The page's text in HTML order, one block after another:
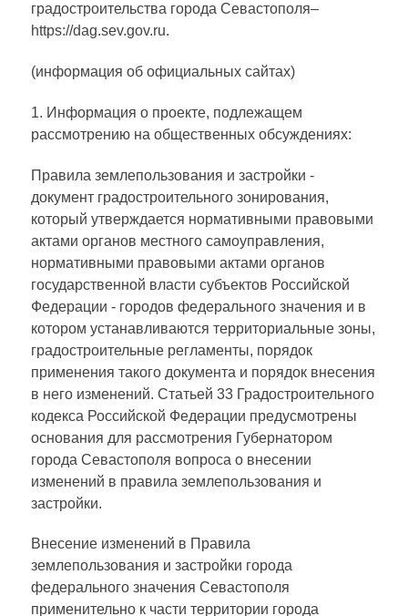
градостроительства города Севастополя–
https://dag.sev.gov.ru.
(информация об официальных сайтах)
1. Информация о проекте, подлежащем
рассмотрению на общественных обсуждениях:
Правила землепользования и застройки -
документ градостроительного зонирования,
который утверждается нормативными правовыми
актами органов местного самоуправления,
нормативными правовыми актами органов
государственной власти субъектов Российской
Федерации - городов федерального значения и в
котором устанавливаются территориальные зоны,
градостроительные регламенты, порядок
применения такого документа и порядок внесения
в него изменений. Статьей 33 Градостроительного
кодекса Российской Федерации предусмотрены
основания для рассмотрения Губернатором
города Севастополя вопроса о внесении
изменений в правила землепользования и
застройки.
Внесение изменений в Правила
землепользования и застройки города
федерального значения Севастополя
применительно к части территории города